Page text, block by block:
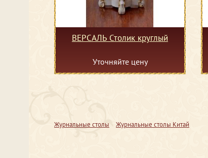
ВЕРСАЛЬ Столик круглый
Уточняйте цену
Журнальные столы Журнальные столы Китай